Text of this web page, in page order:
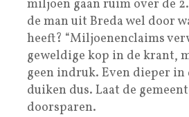
miljoen gaan ruim over de
de man uit Breda wel door
heeft? “Miljoenenclaims
geweldige kop in de krant,
geen indruk. Even dieper in
duiken dus. Laat de
doorsparen.